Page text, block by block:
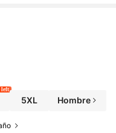
left
5XL Hombre